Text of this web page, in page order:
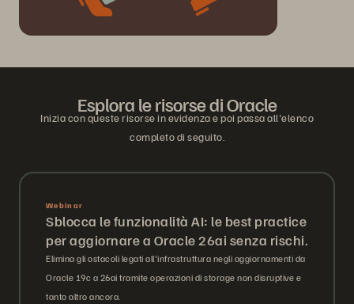
Esplora le risorse di Oracle
Inizia con queste risorse in evidenza e poi passa all'elenco
completo di seguito.
Webinar
Sblocca le funzionalità AI: le best practice
per aggiornare a Oracle 26ai senza rischi.
Elimina gli ostacoli legati all'infrastruttura negli aggiornamenti da
Oracle 19c a 26ai tramite operazioni di storage non disruptive e
tanto altro ancora.